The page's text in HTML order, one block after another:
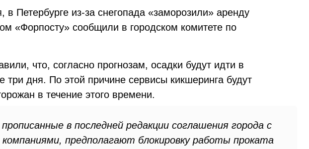
в Петербурге из-за снегопада «заморозили» аренду
«Форпосту» сообщили в городском комитете по
что, согласно прогнозам, осадки будут идти в
три дня. По этой причине сервисы кикшеринга будут
в течение этого времени.
в последней редакции соглашения города с
предполагают блокировку работы проката